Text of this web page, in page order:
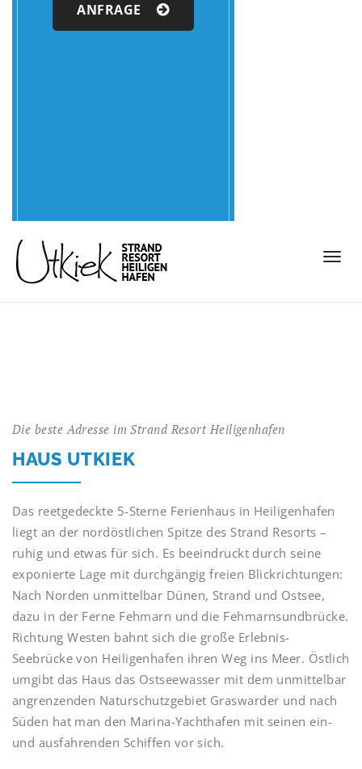
ANFRAGE
Die beste Adresse im Strand Resort Heiligenhafen
HAUS UTKIEK
Das reetgedeckte 5-Sterne Ferienhaus in Heiligenhafen
liegt an der nordöstlichen Spitze des Strand Resorts –
ruhig und etwas für sich. Es beeindruckt durch seine
exponierte Lage mit durchgängig freien Blickrichtungen:
Nach Norden unmittelbar Dünen, Strand und Ostsee,
dazu in der Ferne Fehmarn und die Fehmarnsundbrücke.
Richtung Westen bahnt sich die große Erlebnis-
Seebrücke von Heiligenhafen ihren Weg ins Meer. Östlich
umgibt das Haus das Ostseewasser mit dem unmittelbar
angrenzenden Naturschutzgebiet Graswarder und nach
Süden hat man den Marina-Yachthafen mit seinen ein-
und ausfahrenden Schiffen vor sich.